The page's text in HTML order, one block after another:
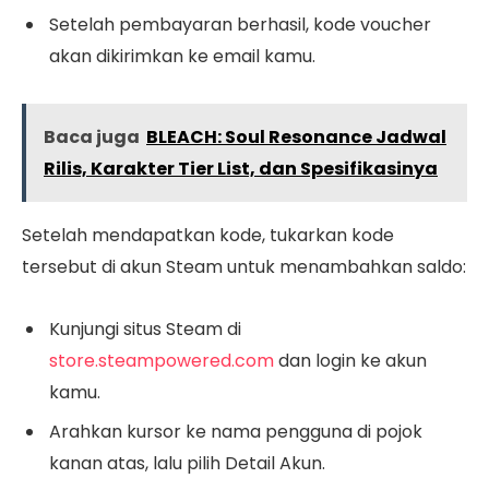
Setelah pembayaran berhasil, kode voucher
akan dikirimkan ke email kamu.
Baca juga BLEACH: Soul Resonance Jadwal
Rilis, Karakter Tier List, dan Spesifikasinya
Setelah mendapatkan kode, tukarkan kode
tersebut di akun Steam untuk menambahkan saldo:
Kunjungi situs Steam di
store.steampowered.comdan login ke akun
kamu.
Arahkan kursor ke nama pengguna di pojok
kanan atas, lalu pilih Detail Akun.